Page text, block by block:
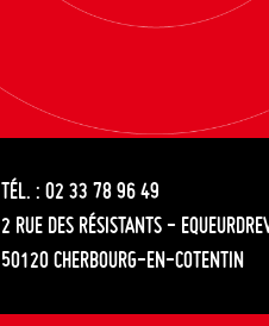
TÉL. : 02 33 78 96 49
2 RUE DES RÉSISTANTS -
50120 CHERBOURG-EN-COTENTIN